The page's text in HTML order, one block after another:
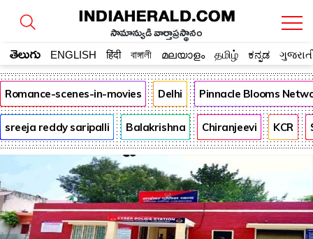
సామాన్యుడి వార్తాప్రస్థానం
తెలుగు ENGLISH हिंदी বাঙ্গালী മലയാളം தமிழ் ಕನ್ನಡ
Romance-scenes-in-movies Delhi Pinnacle Blooms
sreeja reddy saripalli Balakrishna Chiranjeevi KCR